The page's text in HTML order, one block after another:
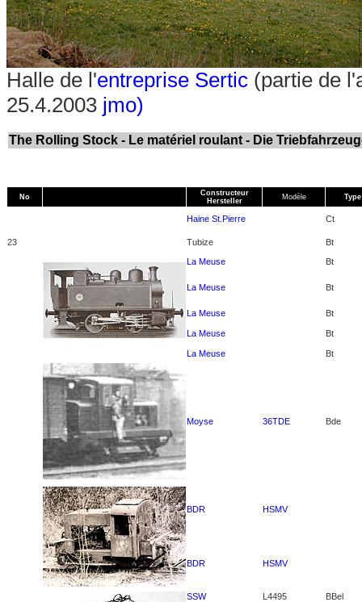
Halle de l'entreprise Sertic (partie de
25.4.2003 jmo)
The Rolling Stock - Le matériel roulant - Die
No
Constructeur
Hersteller
Modèle Type
Haine St.Pierre Ct
23 Tubize
Bt
La Meuse
Bt
La Meuse Bt
La Meuse Bt
La Meuse Bt
La Meuse Bt
Moyse 36TDE Bde
BDR HSMV
BDR HSMV
SSW
L4495 BBel